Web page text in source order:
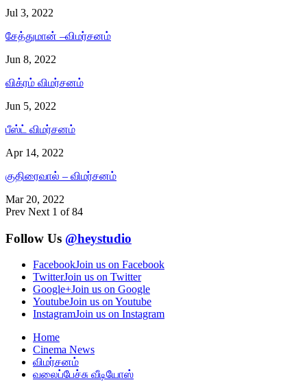
Jul 3, 2022
சேத்துமான் –விமர்சனம்
Jun 8, 2022
விக்ரம் விமர்சனம்
Jun 5, 2022
பீஸ்ட் விமர்சனம்
Apr 14, 2022
குதிரைவால் – விமர்சனம்
Mar 20, 2022
Prev Next 1 of 84
Follow Us @heystudio
FacebookJoin us on Facebook
TwitterJoin us on Twitter
Google+Join us on Google
YoutubeJoin us on Youtube
InstagramJoin us on Instagram
Home
Cinema News
விமர்சனம்
வலைப்பேச்சு வீடியோஸ்